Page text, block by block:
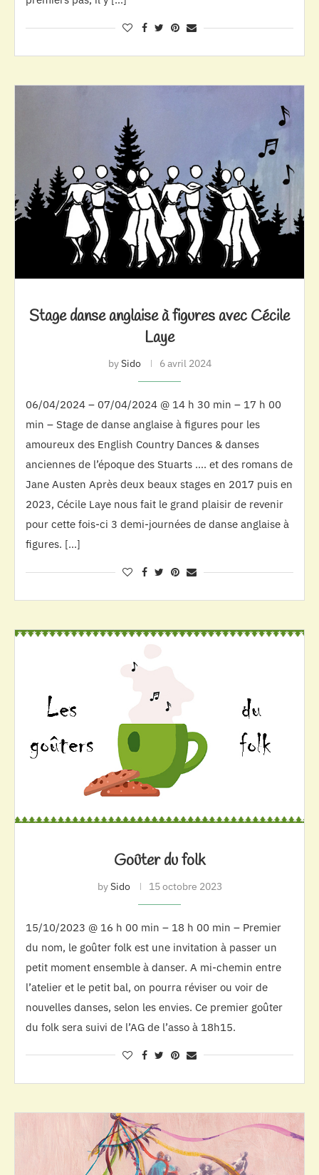
Stage danse anglaise à figures avec Cécile
Laye
bySido 6 avril 2024
06/04/2024 – 07/04/2024 @ 14 h 30 min – 17 h 00
min – Stage de danse anglaise à figures pour les
amoureux des English Country Dances & danses
anciennes de l’époque des Stuarts …. et des romans de
Jane Austen Après deux beaux stages en 2017 puis en
2023, Cécile Laye nous fait le grand plaisir de revenir
pour cette fois-ci 3 demi-journées de danse anglaise à
figures. […]
Goûter du folk
bySido 15 octobre 2023
15/10/2023 @ 16 h 00 min – 18 h 00 min – Premier
du nom, le goûter folk est une invitation à passer un
petit moment ensemble à danser. A mi-chemin entre
l’atelier et le petit bal, on pourra réviser ou voir de
nouvelles danses, selon les envies. Ce premier goûter
du folk sera suivi de l’AG de l’asso à 18h15.